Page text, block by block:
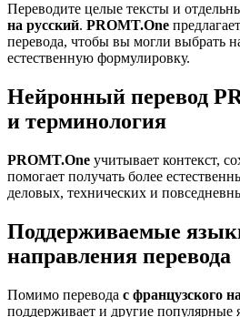
Переводите целые тексты и
на русский. PROMT.One
перевода, чтобы вы могли выбрать
естественную формулировку.
Нейронный перевод
и терминология
PROMT.One учитывает контекст,
помогает получать более
деловых, технических и
Поддерживаемые
направления перевода
Помимо перевода с французского
поддерживает и другие